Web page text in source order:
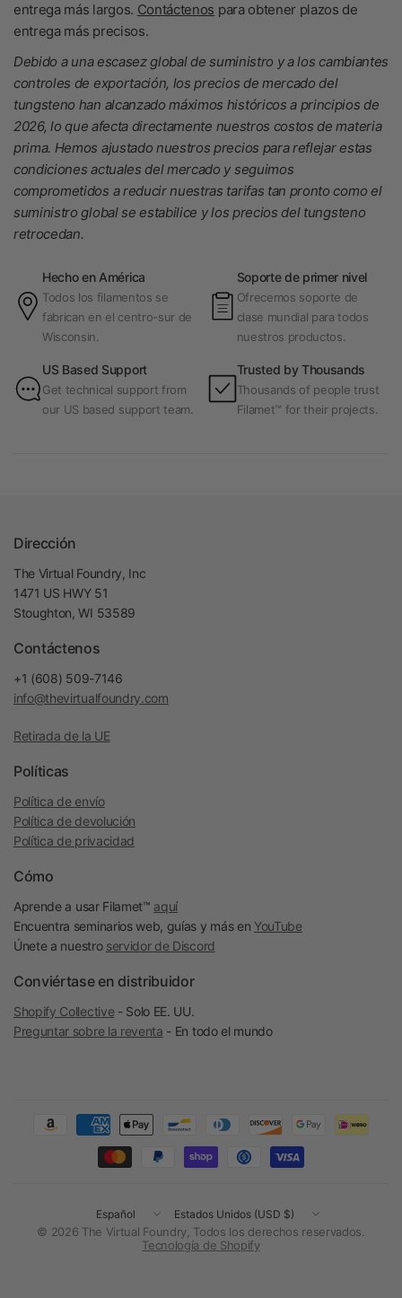
entrega más largos. Contáctenos para obtener plazos de
entrega más precisos.
Debido a una escasez global de suministro y a los cambiantes
controles de exportación, los precios de mercado del
tungsteno han alcanzado máximos históricos a principios de
2026, lo que afecta directamente nuestros costos de materia
prima. Hemos ajustado nuestros precios para reflejar estas
condiciones actuales del mercado y seguimos
comprometidos a reducir nuestras tarifas tan pronto como el
suministro global se estabilice y los precios del tungsteno
retrocedan.
Hecho en América
Todos los filamentos se
fabrican en el centro-sur de
Wisconsin.
Soporte de primer nivel
Ofrecemos soporte de
clase mundial para todos
nuestros productos.
US Based Support
Get technical support from
our US based support team.
Trusted by Thousands
Thousands of people trust
Filamet™ for their projects.
Dirección
The Virtual Foundry, Inc
1471 US HWY 51
Stoughton, WI 53589
Contáctenos
+1 (608) 509-7146
info@thevirtualfoundry.com
Retirada de la UE
Políticas
Política de envío
Política de devolución
Política de privacidad
Cómo
Aprende a usar Filamet™ aquí
Encuentra seminarios web, guías y más en YouTube
Únete a nuestro servidor de Discord
Conviértase en distribuidor
Shopify Collective - Solo EE. UU.
Preguntar sobre la reventa - En todo el mundo
Actualizar
país/región
Actualizar
país/región
© 2026 The Virtual Foundry, Todos los derechos reservados.
Tecnología de Shopify